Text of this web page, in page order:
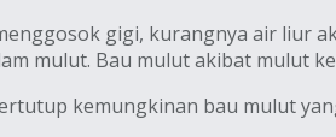
gigi, kurangnya air liur
mulut. Bau mulut akibat mulut
kemungkinan bau mulut